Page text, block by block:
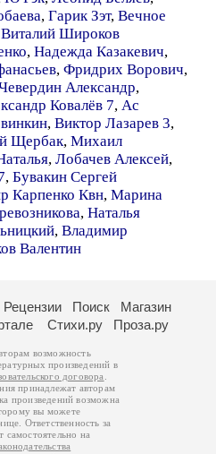
, Гарик Зэт, Вечное
Виталий Широков
, Надежда Казакевич,
, Фридрих Ворович,
Александр,
Ковалёв 7, Ас
, Виктор Лазарев 3,
Щербак, Михаил
, Лобачев Алексей,
, Бувакин Сергей
Карпенко Квн, Марина
, Наталья
, Владимир
Валентин
Рецензии Поиск
Магазин
Стихи.ру Проза.ру
возможность
произведений в
договора.
принадлежат авторам
произведений возможна
вы можете
Ответственность за
самостоятельно на